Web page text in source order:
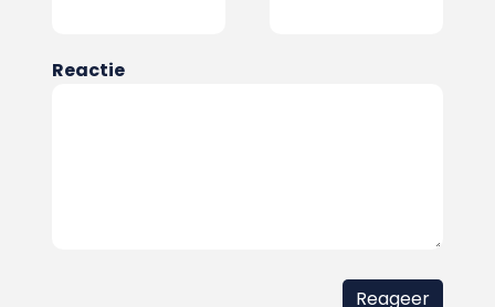
Reactie